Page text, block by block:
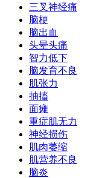
三叉神经痛
脑梗
脑出血
头晕头痛
智力低下
脑发育不良
肌张力
抽搐
面瘫
重症肌无力
神经损伤
肌肉萎缩
肌营养不良
脑炎